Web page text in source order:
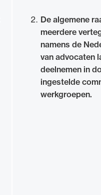
De algemene
meerdere
namens de
van advocaten
deelnemen in
ingestelde
werkgroepen.